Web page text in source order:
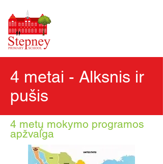
4 metai - Alksnis ir
pušis
4 metų mokymo programos
apžvalga